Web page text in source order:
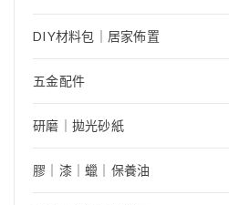
DIY材料包｜居家佈置
五金配件
研磨｜拋光砂紙
膠｜漆｜蠟｜保養油